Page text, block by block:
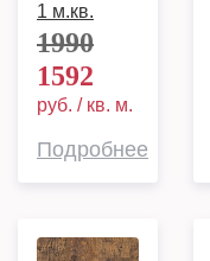
1 м.кв.
1990
1592
руб. / кв. м.
Подробнее